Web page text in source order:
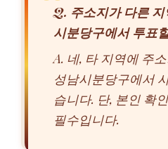
Q. 주소지가 다른
시분당구에서 투표
A. 네, 타 지역에 주
성남시분당구에서
습니다. 단, 본인 확
필수입니다.